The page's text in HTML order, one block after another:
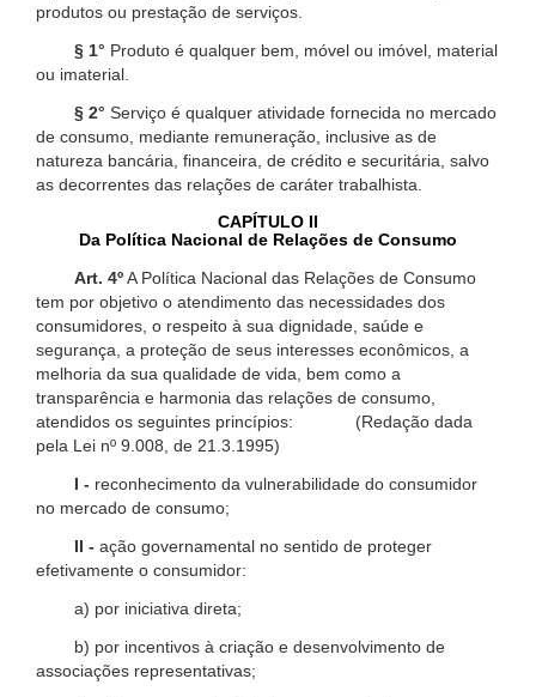
produtos ou prestação de serviços.
§ 1° Produto é qualquer bem, móvel ou imóvel, material
ou imaterial.
§ 2° Serviço é qualquer atividade fornecida no mercado
de consumo, mediante remuneração, inclusive as de
natureza bancária, financeira, de crédito e securitária, salvo
as decorrentes das relações de caráter trabalhista.
CAPÍTULO II
Da Política Nacional de Relações de Consumo
Art. 4ºA Política Nacional das Relações de Consumo
tem por objetivo o atendimento das necessidades dos
consumidores, o respeito à sua dignidade, saúde e
segurança, a proteção de seus interesses econômicos, a
melhoria da sua qualidade de vida, bem como a
transparência e harmonia das relações de consumo,
atendidos os seguintes princípios: (Redação dada
pela Lei nº 9.008, de 21.3.1995)
I - reconhecimento da vulnerabilidade do consumidor
no mercado de consumo;
II - ação governamental no sentido de proteger
efetivamente o consumidor:
a) por iniciativa direta;
b) por incentivos à criação e desenvolvimento de
associações representativas;